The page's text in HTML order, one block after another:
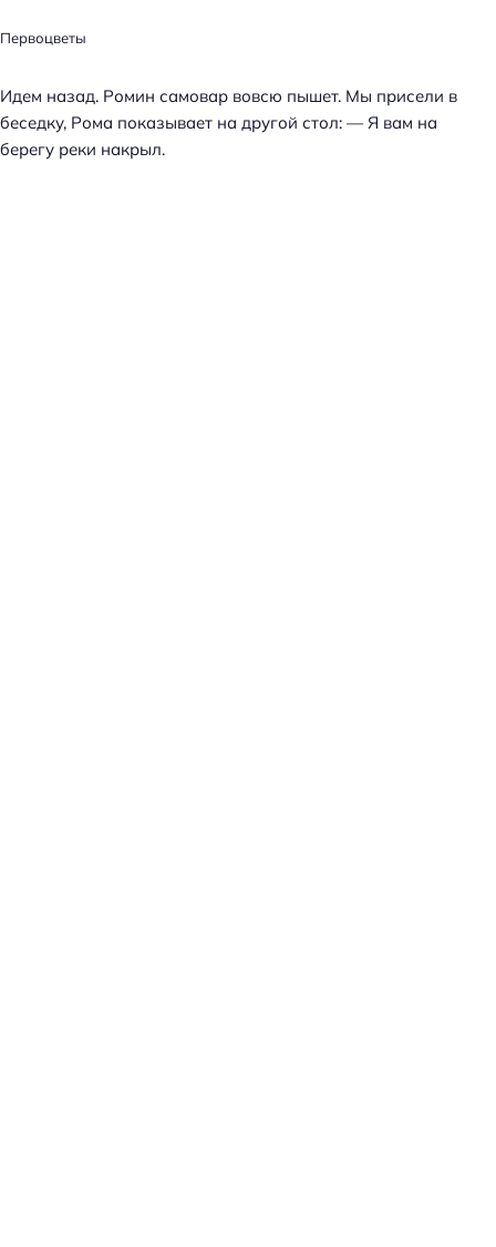
Первоцветы
Идем назад. Ромин самовар вовсю пышет. Мы присели в
беседку, Рома показывает на другой стол: — Я вам на
берегу реки накрыл.